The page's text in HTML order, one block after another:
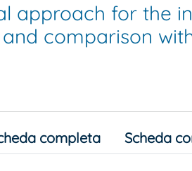
approach for the
comparison
completa Scheda